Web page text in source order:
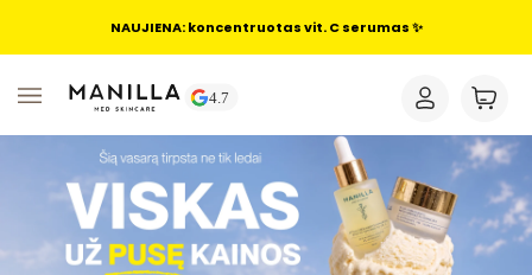
NAUJIENA: koncentruotas vit. C serumas ✨